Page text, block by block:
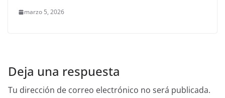
marzo 5, 2026
Deja una respuesta
Tu dirección de correo electrónico no será publicada.